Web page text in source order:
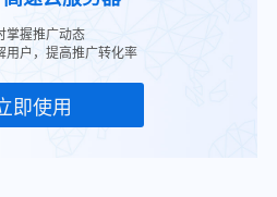
掌握推广动态
用户，提高推广转化率
即使用